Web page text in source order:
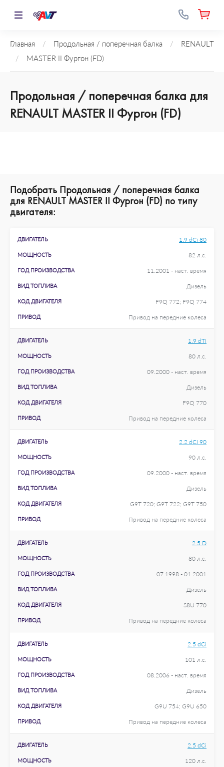
Главная / Продольная / поперечная балка /
RENAULT
/
MASTER II Фургон (FD)
Продольная / поперечная балка для
RENAULT MASTER II Фургон (FD)
Подобрать Продольная / поперечная балка
для RENAULT MASTER II Фургон (FD) по типу
двигателя:
ДВИГАТЕЛЬ 1.9 dCi 80
МОЩНОСТЬ 82 л.с.
ГОД ПРОИЗВОДСТВА 11.2001 - наст. время
ВИД ТОПЛИВА Дизель
КОД ДВИГАТЕЛЯ F9Q 772; F9Q 774
ПРИВОД Привод на передние колеса
ДВИГАТЕЛЬ 1.9 dTI
МОЩНОСТЬ 80 л.с.
ГОД ПРОИЗВОДСТВА 09.2000 - наст. время
ВИД ТОПЛИВА Дизель
КОД ДВИГАТЕЛЯ F9Q 770
ПРИВОД Привод на передние колеса
ДВИГАТЕЛЬ 2.2 dCI 90
МОЩНОСТЬ 90 л.с.
ГОД ПРОИЗВОДСТВА 09.2000 - наст. время
ВИД ТОПЛИВА Дизель
КОД ДВИГАТЕЛЯ G9T 720; G9T 722; G9T 750
ПРИВОД Привод на передние колеса
ДВИГАТЕЛЬ 2.5 D
МОЩНОСТЬ 80 л.с.
ГОД ПРОИЗВОДСТВА 07.1998 - 01.2001
ВИД ТОПЛИВА Дизель
КОД ДВИГАТЕЛЯ S8U 770
ПРИВОД Привод на передние колеса
ДВИГАТЕЛЬ 2.5 dCi
МОЩНОСТЬ 101 л.с.
ГОД ПРОИЗВОДСТВА 08.2006 - наст. время
ВИД ТОПЛИВА Дизель
КОД ДВИГАТЕЛЯ G9U 754; G9U 650
ПРИВОД Привод на передние колеса
ДВИГАТЕЛЬ 2.5 dCi
МОЩНОСТЬ 120 л.с.